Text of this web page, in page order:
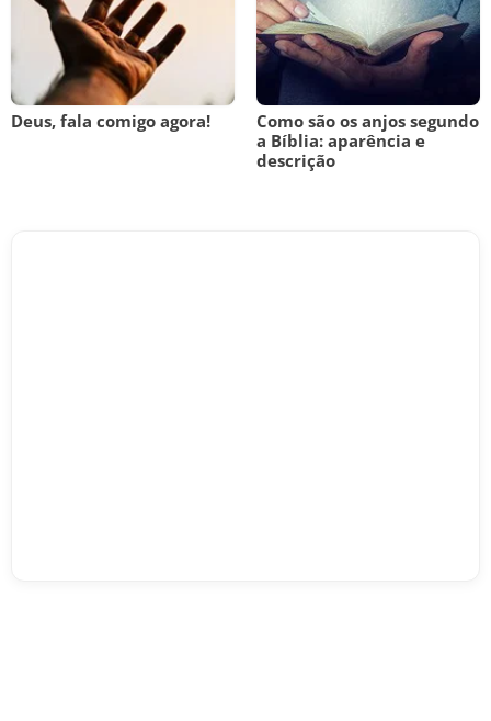
Deus, fala comigo agora!
Como são os anjos segundo
a Bíblia: aparência e
descrição